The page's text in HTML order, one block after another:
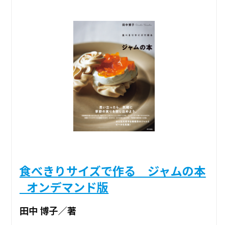
食べきりサイズで作る ジャムの本
_オンデマンド版
田中 博子／著